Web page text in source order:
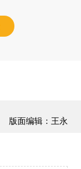
版面编辑：王永